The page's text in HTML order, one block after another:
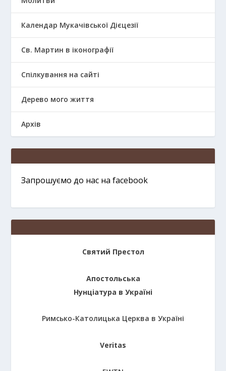
Календар Мукачівської Дієцезії
Св. Мартин в іконографії
Спілкування на сайті
Дерево мого життя
Архів
Запрошуємо до нас на facebook
Святий Престол
Апостольська
Нунціатура в Україні
Римсько-Католицька Церква в Україні
Veritas